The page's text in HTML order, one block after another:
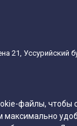
файлы, чтобы
максимально
21, Уссурийский